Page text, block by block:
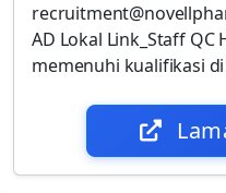
AD Lokal Link_Staff QC
memenuhi kualifikasi